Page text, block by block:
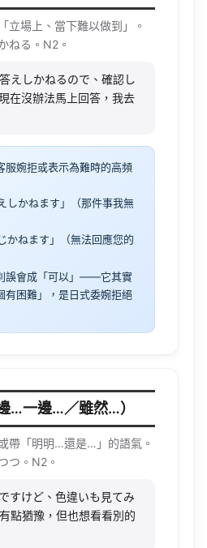
立場上、當下難以做到」。
ねる。N2。
えしかねるので、確認し
在沒辦法馬上回答，我去
服婉拒或表示為難時的高頻
しかねます」（那件事我無
かねます」（無法回應您的
誤會成「可以」——它其實
有困難」，是日式委婉拒絕
…一邊…／雖然…）
帶「明明…還是…」的語氣。
つ。N2。
すけど、色違いも見てみ
點猶豫，但也想看看別的